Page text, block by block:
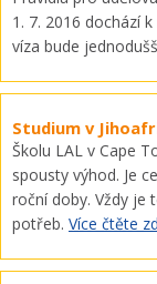
1. 7. 2016 dochází
víza bude
Studium v
Školu LAL v Cape
spousty výhod. Je
roční doby. Vždy je
potřeb. Více čtěte